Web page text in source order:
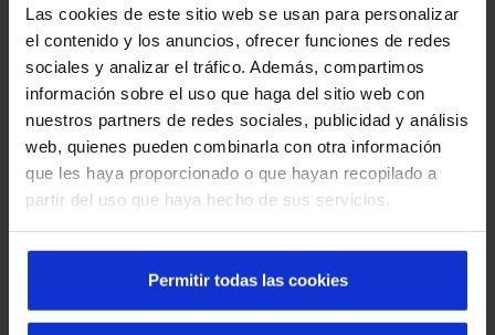
Las cookies de este sitio web se usan para personalizar
el contenido y los anuncios, ofrecer funciones de redes
sociales y analizar el tráfico. Además, compartimos
información sobre el uso que haga del sitio web con
nuestros partners de redes sociales, publicidad y análisis
web, quienes pueden combinarla con otra información
que les haya proporcionado o que hayan recopilado a
partir del uso que haya hecho de sus servicios.
Permitir todas las cookies
Haste de puxar